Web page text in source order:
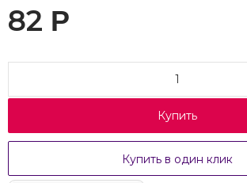
82 Р
Купить
Купить в один клик